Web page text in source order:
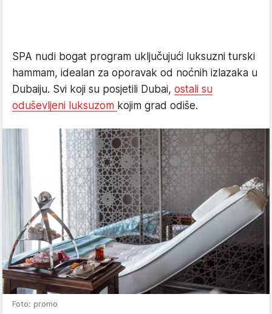
SPA nudi bogat program uključujući luksuzni turski
hammam, idealan za oporavak od noćnih izlazaka u
Dubaiju. Svi koji su posjetili Dubai, ostali su
oduševljeni luksuzom kojim grad odiše.
Foto: promo